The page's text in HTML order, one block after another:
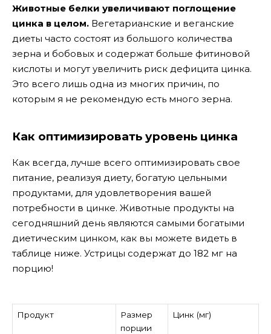
Животные белки увеличивают поглощение
цинка в целом. Вегетарианские и веганские
диеты часто состоят из большого количества
зерна и бобовых и содержат больше фитиновой
кислоты и могут увеличить риск дефицита цинка.
Это всего лишь одна из многих причин, по
которым я не рекомендую есть много зерна.
Как оптимизировать уровень цинка
Как всегда, лучше всего оптимизировать свое
питание, реализуя диету, богатую цельными
продуктами, для удовлетворения вашей
потребности в цинке. Животные продукты на
сегодняшний день являются самыми богатыми
диетическим цинком, как вы можете видеть в
таблице ниже. Устрицы содержат до 182 мг на
порцию!
Продукт
Размер
порции
Цинк (мг)